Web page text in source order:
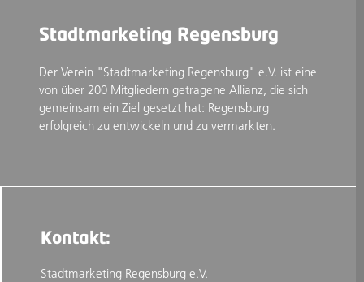
Stadtmarketing Regensburg
Der Verein "Stadtmarketing Regensburg" e.V. ist eine
von über 200 Mitgliedern getragene Allianz, die sich
gemeinsam ein Ziel gesetzt hat: Regensburg
erfolgreich zu entwickeln und zu vermarkten.
Kontakt:
Stadtmarketing Regensburg e.V.